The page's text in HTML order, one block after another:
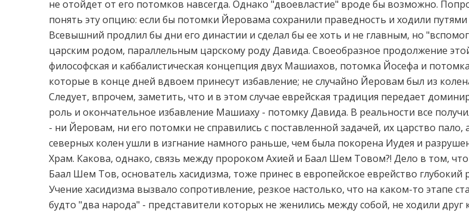
не отойдет от его потомков навсегда. Однако "двоевластие" вроде бы возможно.
понять эту опцию: если бы потомки Йеровама сохранили праведность и ходили
Всевышний продлил бы дни его династии и сделал бы ее хоть и не главным, но
царским родом, параллельным царскому роду Давида. Своеобразное продолжение
философская и каббалистическая концепция двух Машиахов, потомка Йосефа и
которые в конце дней вдвоем принесут избавление; не случайно Йеровам был из
Следует, впрочем, заметить, что и в этом случае еврейская традиция передает
роль и окончательное избавление Машиаху - потомку Давида. В реальности все
- ни Йеровам, ни его потомки не справились с поставленной задачей, их царство пало,
северных колен ушли в изгнание намного раньше, чем была покорена Иудея и
Храм. Какова, однако, связь между пророком Ахией и Баал Шем Товом?! Дело в том,
Баал Шем Тов, основатель хасидизма, тоже принес в европейское еврейство глубокий
Учение хасидизма вызвало сопротивление, резкое настолько, что на каком-то этапе
будто "два народа" - представители которых не женились между собой, не ходили друг